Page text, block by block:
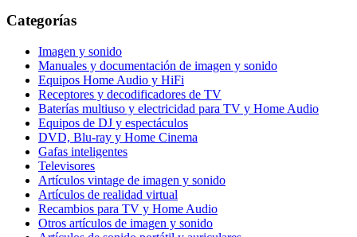
Categorías
Imagen y sonido
Manuales y documentación de imagen y sonido
Equipos Home Audio y HiFi
Receptores y decodificadores de TV
Baterías multiuso y electricidad para TV y Home Audio
Equipos de DJ y espectáculos
DVD, Blu-ray y Home Cinema
Gafas inteligentes
Televisores
Artículos vintage de imagen y sonido
Artículos de realidad virtual
Recambios para TV y Home Audio
Otros artículos de imagen y sonido